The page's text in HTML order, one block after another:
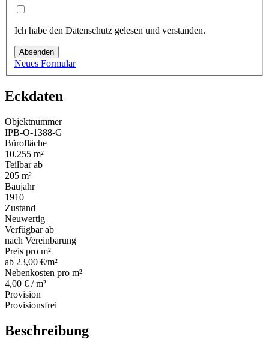
Ich habe den Datenschutz gelesen und verstanden.
Absenden
Neues Formular
Eckdaten
Objektnummer
IPB-O-1388-G
Bürofläche
10.255 m²
Teilbar ab
205 m²
Baujahr
1910
Zustand
Neuwertig
Verfügbar ab
nach Vereinbarung
Preis pro m²
ab 23,00 €/m²
Nebenkosten pro m²
4,00 € / m²
Provision
Provisionsfrei
Beschreibung